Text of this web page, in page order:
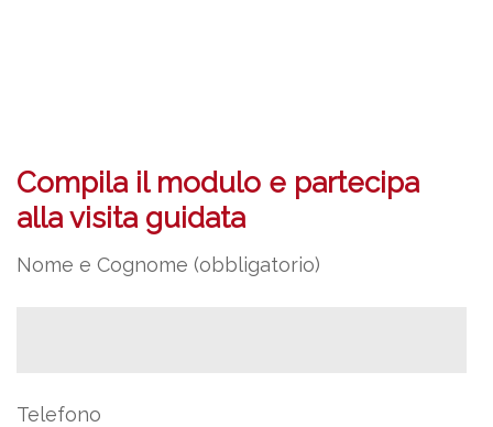
Compila il modulo e partecipa
alla visita guidata
Nome e Cognome (obbligatorio)
Telefono